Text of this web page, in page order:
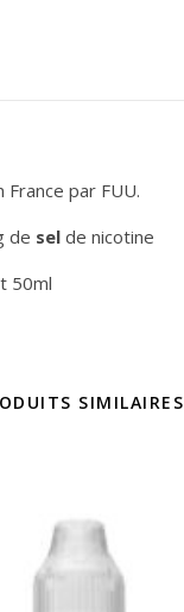
par FUU.
de sel de nicotine
50ml
SIMILAIRES